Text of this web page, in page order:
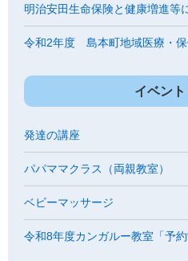
明治安田生命保険と健康増進等
令和2年度 島本町地域医療・
イベン
発達の講座
パパママクラス（両親教室）
ベビーマッサージ
令和8年度カンガルー教室「予約